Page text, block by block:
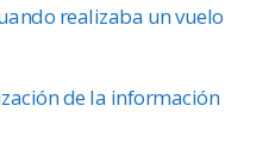
realizaba un vuelo
de la información